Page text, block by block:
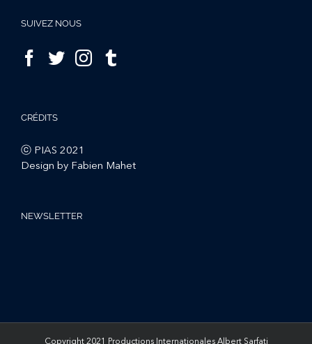
SUIVEZ NOUS
CRÉDITS
ⓒ PIAS 2021
Design by Fabien Mahet
NEWSLETTER
Copyright 2021 Productions Internationales Albert Sarfati